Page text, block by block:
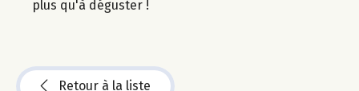
plus qu'à déguster !
Retour à la liste